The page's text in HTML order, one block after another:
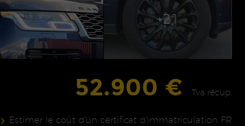
+21
52.900 € Tva récup.
Estimer le coût d'un certificat d'immatriculation FR